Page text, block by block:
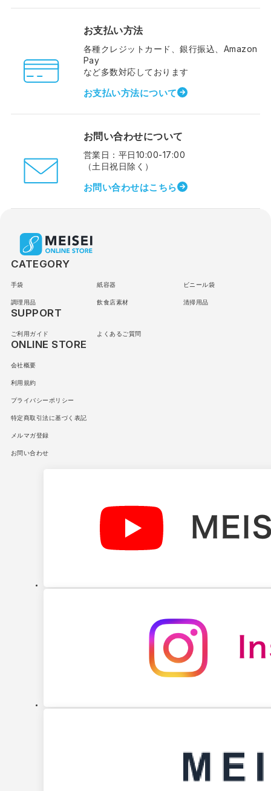
お支払い方法
各種クレジットカード、銀行振込、Amazon
Pay
など多数対応しております
お支払い方法について
お問い合わせについて
営業日：平日10:00-17:00
（土日祝日除く）
お問い合わせはこちら
CATEGORY
手袋 紙容器 ビニール袋
調理用品 飲食店素材 清掃用品
SUPPORT
ご利用ガイド よくあるご質問
ONLINE STORE
会社概要
利用規約
プライバシーポリシー
特定商取引法に基づく表記
メルマガ登録
お問い合わせ